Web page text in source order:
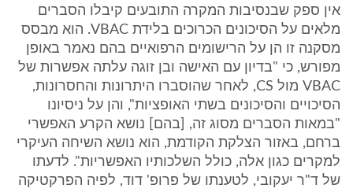
אין ספק שבנסיבות המקרה התובעים קיבלו הסברים
מלאים על הסיכונים הכרוכים בלידת VBAC. הוא מבסס
מסקנה זו הן על הרישומים הרפואיים בהם נאמר באופן
מפורש, כי "בדיון עם האישה ובן זוגה עלתה אפשרות של
VBAC מול CS, לאחר שהוסברו היתרונות והחסרונות,
הסיכויים והסיכונים בשתי האופציות", והן על ניסיונו
"במאות הסברים מסוג זה, [בהם] נושא הקרע האפשרי
ברחם, באזור הצלקת הקודמת, הוא נושא השיחה העיקרי
למקרים כגון אלה, כולל השלכותיו האפשריות". לדעתו
של ד"ר יעקובי, לטענתו של פרופ' דוד, לפיה הפרקטיקה